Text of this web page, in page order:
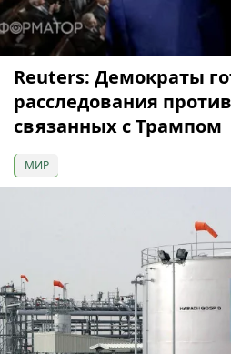
Reuters: Демократы
расследования
связанных с Трампом
МИР